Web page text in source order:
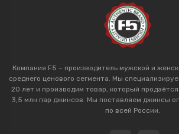
Компания F5 – производитель мужской и
среднего ценового сегмента. Мы
20 лет и производим товар, который
3,5 млн пар джинсов. Мы поставляем джинсы
по всей России.